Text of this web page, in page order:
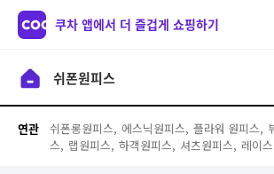
쿠차 앱에서 더 즐겁게 쇼핑하기
연관 쉬폰롱원피스, 에스닉원피스, 플라워 원피스,
스, 랩원피스, 하객원피스, 셔츠원피스, 레이